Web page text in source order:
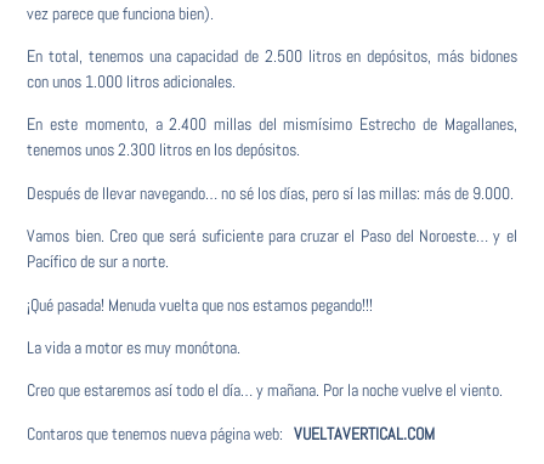
vez parece que funciona bien).
En total, tenemos una capacidad de 2.500 litros en depósitos, más bidones
con unos 1.000 litros adicionales.
En este momento, a 2.400 millas del mismísimo Estrecho de Magallanes,
tenemos unos 2.300 litros en los depósitos.
Después de llevar navegando… no sé los días, pero sí las millas: más de 9.000.
Vamos bien. Creo que será suficiente para cruzar el Paso del Noroeste… y el
Pacífico de sur a norte.
¡Qué pasada! Menuda vuelta que nos estamos pegando!!!
La vida a motor es muy monótona.
Creo que estaremos así todo el día… y mañana. Por la noche vuelve el viento.
Contaros que tenemos nueva página web:VUELTAVERTICAL.COM